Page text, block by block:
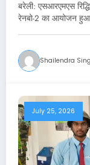
बरेली: एसआरएमएस
रेनबो-2 का आयोजन
Shailendra
July 25, 2026